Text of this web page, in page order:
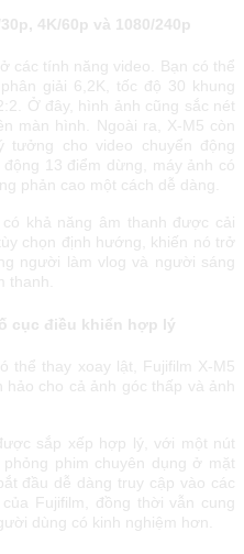
4K/60p và 1080/240p
các tính năng video. Bạn có thể
giải 6,2K, tốc độ 30 khung
Ở đây, hình ảnh cũng sắc nét
màn hình. Ngoài ra, X-M5 còn
cho video chuyển động
13 điểm dừng, máy ảnh có
phản cao một cách dễ dàng.
có khả năng âm thanh được cải
chọn định hướng, khiến nó trở
người làm vlog và người sáng
cục điều khiển hợp lý
thể thay xoay lật, Fujifilm X-M5
cho cả ảnh góc thấp và ảnh
sắp xếp hợp lý, với một nút
phim chuyên dụng ở mặt
đầu dễ dàng truy cập vào các
Fujifilm, đồng thời vẫn cung
dùng có kinh nghiệm hơn.